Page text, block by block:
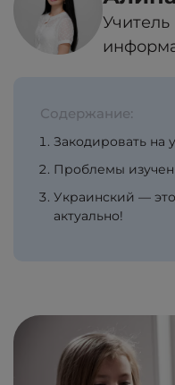
Содержание:
Закодировать на
Проблемы
Украинский —
актуально!